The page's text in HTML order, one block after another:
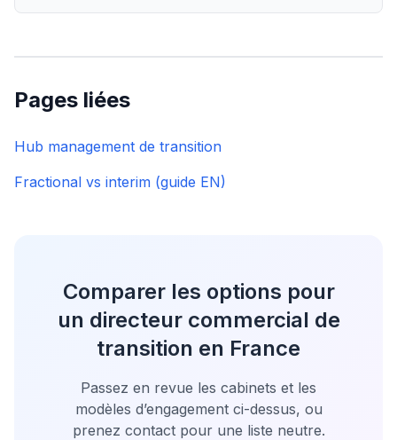
Pages liées
Hub management de transition
Fractional vs interim (guide EN)
Comparer les options pour
un directeur commercial de
transition en France
Passez en revue les cabinets et les
modèles d’engagement ci-dessus, ou
prenez contact pour une liste neutre.